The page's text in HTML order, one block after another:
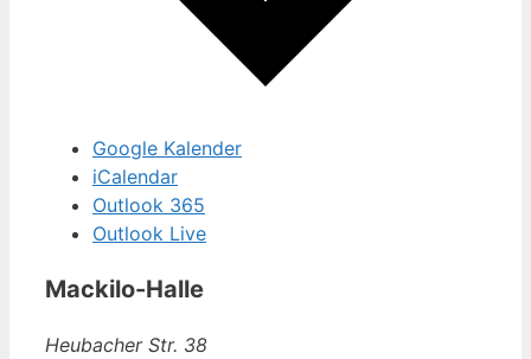
Google Kalender
iCalendar
Outlook 365
Outlook Live
Mackilo-Halle
Heubacher Str. 38